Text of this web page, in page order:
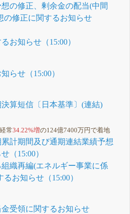
の修正、剰余金の配当(中間
の修正に関するお知らせ
お知らせ（15:00）
らせ（15:00）
算短信〔日本基準〕(連結)
常34.22%増の124億7400万円で着地
計期間及び通期連結業績予想
（15:00）
織再編(エネルギー事業に係
お知らせ（15:00）
受領に関するお知らせ